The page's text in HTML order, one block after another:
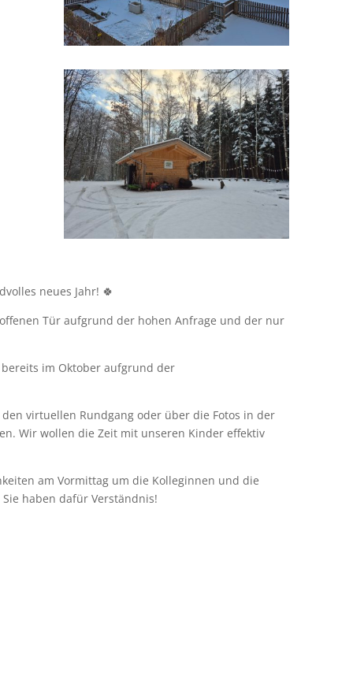
neues Jahr! 🍀
Tür aufgrund der hohen Anfrage und der nur
im Oktober aufgrund der
virtuellen Rundgang oder über die Fotos in der
Wir wollen die Zeit mit unseren Kinder effektiv
am Vormittag um die Kolleginnen und die
haben dafür Verständnis!